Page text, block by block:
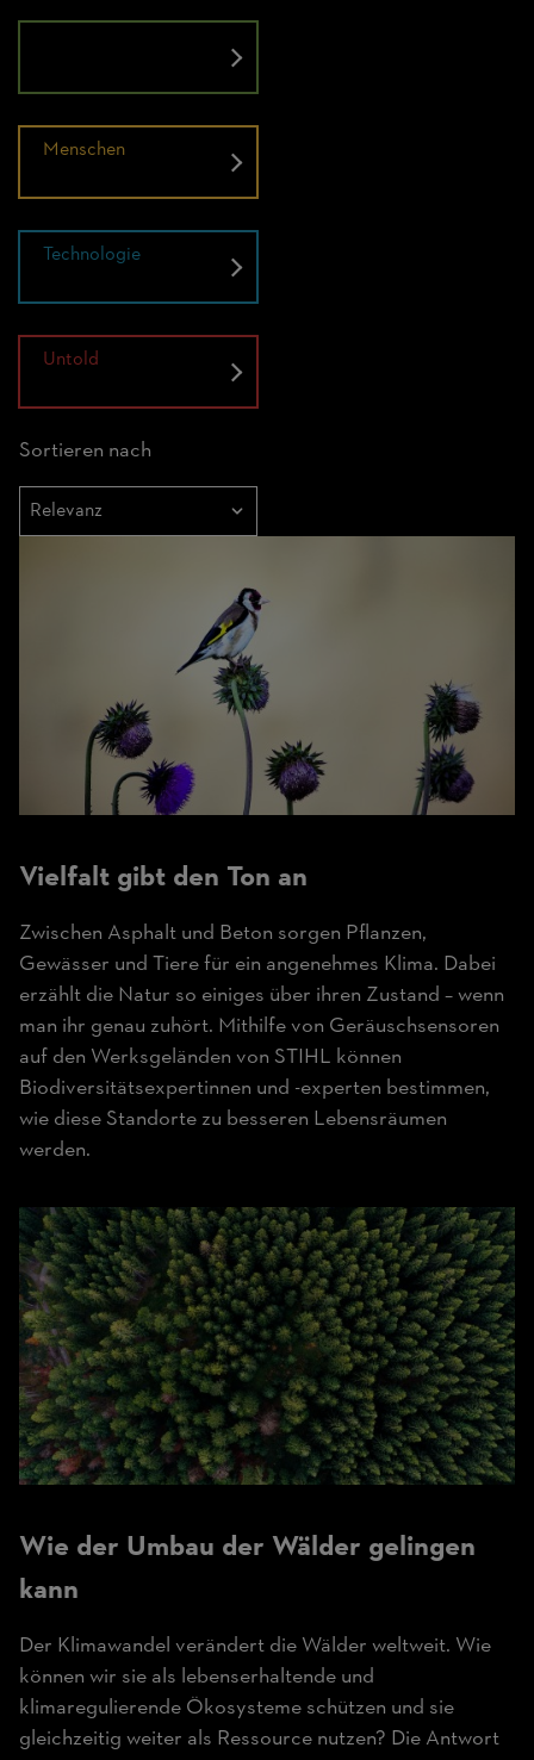
Menschen
Technologie
Untold
Sortieren nach
Sortieren
nach
Vielfalt gibt den Ton an
Zwischen Asphalt und Beton sorgen Pflanzen,
Gewässer und Tiere für ein angenehmes Klima. Dabei
erzählt die Natur so einiges über ihren Zustand – wenn
man ihr genau zuhört. Mithilfe von Geräuschsensoren
auf den Werksgeländen von STIHL können
Biodiversitätsexpertinnen und -experten bestimmen,
wie diese Standorte zu besseren Lebensräumen
werden.
Wie der Umbau der Wälder gelingen
kann
Der Klimawandel verändert die Wälder weltweit. Wie
können wir sie als lebenserhaltende und
klimaregulierende Ökosysteme schützen und sie
gleichzeitig weiter als Ressource nutzen? Die Antwort